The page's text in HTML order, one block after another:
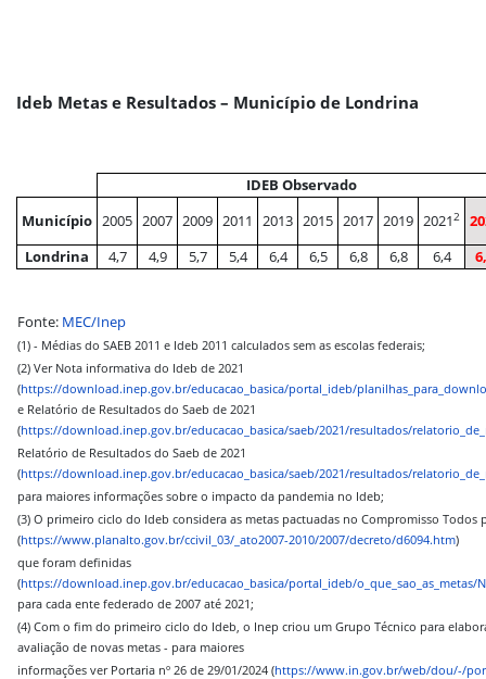
Ideb Metas e Resultados – Município de Londrina
IDEB Observado
Município 2005 2007 2009 2011 2013 2015 2017 2019 20212
Londrina
4,7 4,9 5,7 5,4 6,4 6,5 6,8 6,8 6,4
Fonte: MEC/Inep
(1) - Médias do SAEB 2011 e Ideb 2011 calculados sem as escolas federais;
(2) Ver Nota informativa do Ideb de 2021
(https://download.inep.gov.br/educacao_basica/portal_ideb/
e Relatório de Resultados do Saeb de 2021
(https://download.inep.gov.br/educacao_basica/saeb/2021/resultados/
Relatório de Resultados do Saeb de 2021
(https://download.inep.gov.br/educacao_basica/saeb/2021/resultados/
para maiores informações sobre o impacto da pandemia no Ideb;
(3) O primeiro ciclo do Ideb considera as metas pactuadas no Compromisso Todos
(https://www.planalto.gov.br/ccivil_03/_ato2007-2010/2007/decreto/d6094.htm)
que foram definidas
(https://download.inep.gov.br/educacao_basica/portal_ideb/o_que_sao_as_metas/
para cada ente federado de 2007 até 2021;
(4) Com o fim do primeiro ciclo do Ideb, o Inep criou um Grupo Técnico para
avaliação de novas metas - para maiores
informações ver Portaria nº 26 de 29/01/2024 (https://www.in.gov.br/web/dou/-/